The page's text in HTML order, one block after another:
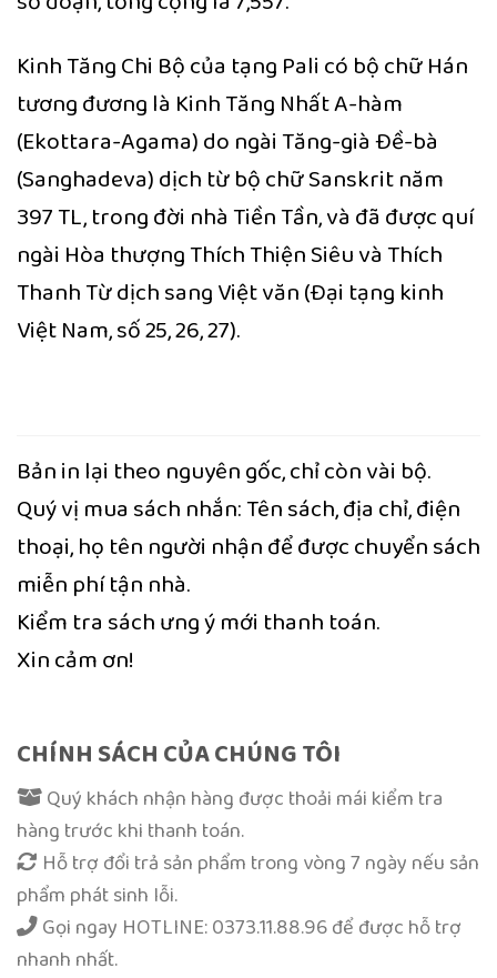
Kinh Tăng Chi Bộ của tạng Pali có bộ chữ Hán
tương đương là Kinh Tăng Nhất A-hàm
(Ekottara-Agama) do ngài Tăng-già Ðề-bà
(Sanghadeva) dịch từ bộ chữ Sanskrit năm
397 TL, trong đời nhà Tiền Tần, và đã được quí
ngài Hòa thượng Thích Thiện Siêu và Thích
Thanh Từ dịch sang Việt văn (Ðại tạng kinh
Việt Nam, số 25, 26, 27).
Bản in lại theo nguyên gốc, chỉ còn vài bộ.
Quý vị mua sách nhắn: Tên sách, địa chỉ, điện
thoại, họ tên người nhận để được chuyển sách
miễn phí tận nhà.
Kiểm tra sách ưng ý mới thanh toán.
Xin cảm ơn!
CHÍNH SÁCH CỦA CHÚNG TÔI
Quý khách nhận hàng được thoải mái kiểm tra
hàng trước khi thanh toán.
Hỗ trợ đổi trả sản phẩm trong vòng 7 ngày nếu sản
phẩm phát sinh lỗi.
Gọi ngay HOTLINE: 0373.11.88.96để được hỗ trợ
nhanh nhất.